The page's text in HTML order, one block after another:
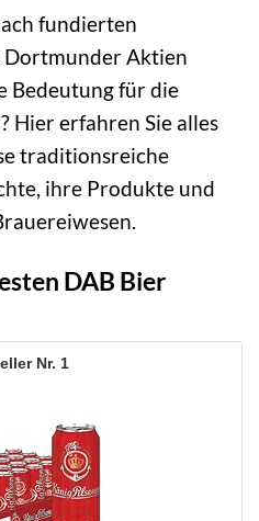
fundierten
Aktien
Bedeutung für die
Hier erfahren Sie alles
traditionsreiche
ihre Produkte und
DAB Bier
1